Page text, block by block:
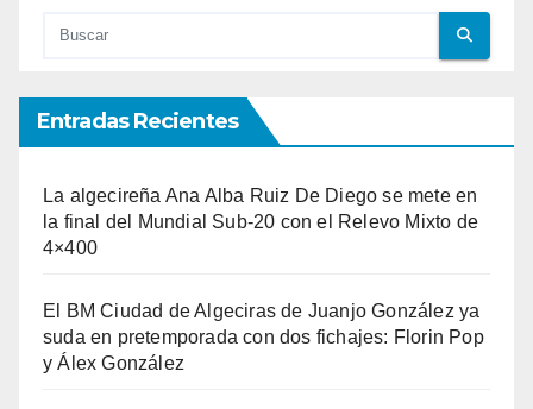
Entradas Recientes
La algecireña Ana Alba Ruiz De Diego se mete en
la final del Mundial Sub-20 con el Relevo Mixto de
4×400
El BM Ciudad de Algeciras de Juanjo González ya
suda en pretemporada con dos fichajes: Florin Pop
y Álex González